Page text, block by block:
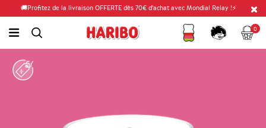
🚚Profitez de la livraison OFFERTE dès 70€ d'achat avec Mondial Relay !⚡
link.header.menu.label
simplesearch.search.label Fidélité
Compte
Panier
0